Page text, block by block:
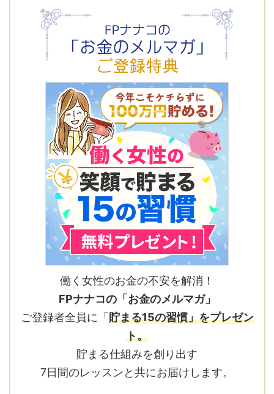
働く女性のお金の不安を解消！
FPナナコの「お金のメルマガ」
ご登録者全員に「 貯まる15の習慣」をプレゼン
ト。
貯まる仕組みを創り出す
7日間のレッスンと共にお届けします。